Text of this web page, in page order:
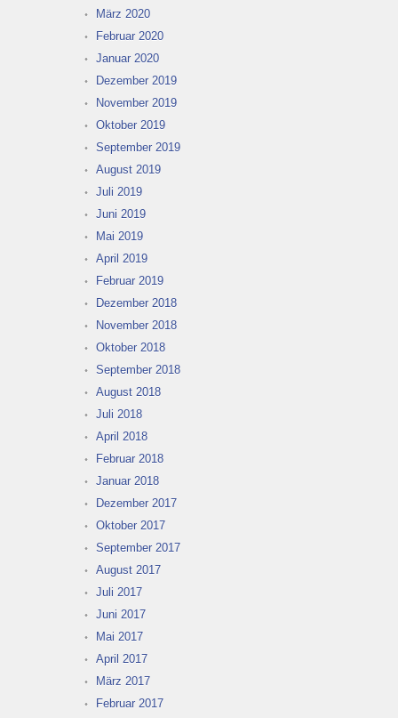
März 2020
Februar 2020
Januar 2020
Dezember 2019
November 2019
Oktober 2019
September 2019
August 2019
Juli 2019
Juni 2019
Mai 2019
April 2019
Februar 2019
Dezember 2018
November 2018
Oktober 2018
September 2018
August 2018
Juli 2018
April 2018
Februar 2018
Januar 2018
Dezember 2017
Oktober 2017
September 2017
August 2017
Juli 2017
Juni 2017
Mai 2017
April 2017
März 2017
Februar 2017